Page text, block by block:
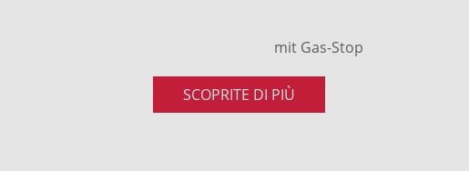
mit Gas-Stop
SCOPRITE DI PIÙ